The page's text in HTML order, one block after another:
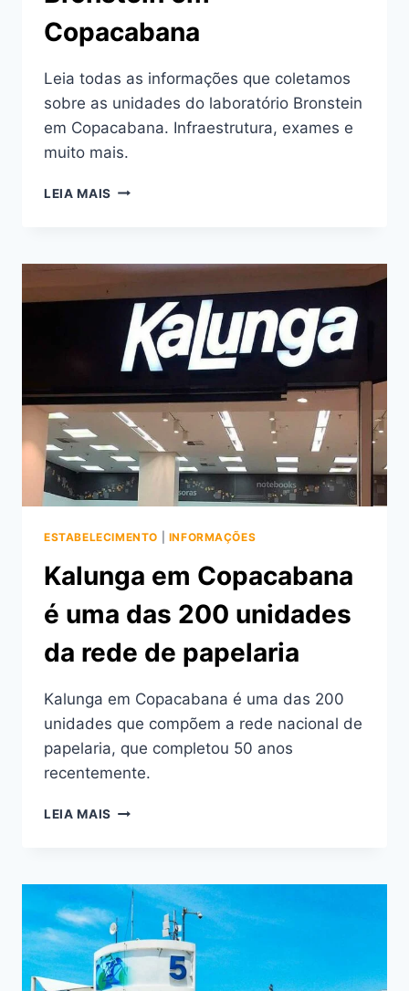
Copacabana
Leia todas as informações que coletamos
sobre as unidades do laboratório Bronstein
em Copacabana. Infraestrutura, exames e
muito mais.
LEIA MAIS CONHEÇA
EM
ESTABELECIMENTO INFORMAÇÕES
Kalunga em Copacabana
é uma das 200 unidades
da rede de papelaria
Kalunga em Copacabana é uma das 200
unidades que compõem a rede nacional de
papelaria, que completou 50 anos
recentemente.
LEIA MAIS KALUNGA
UMA
DAS
200
UNIDADES
DA
REDE